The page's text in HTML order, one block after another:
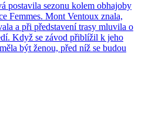
postavila sezonu kolem obhajoby
Femmes. Mont Ventoux znala,
a při představení trasy mluvila o
Když se závod přiblížil k jeho
být ženou, před níž se budou